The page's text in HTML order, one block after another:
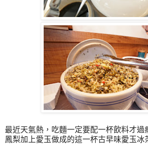
最近天氣熱，吃麵一定要配一杯飲料才過
鳳梨加上愛玉做成的這一杯古早味愛玉冰